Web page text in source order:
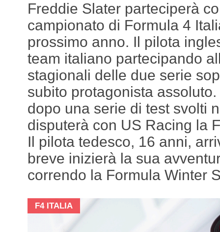
Freddie Slater parteciperà
campionato di Formula 4
prossimo anno. Il pilota
team italiano partecipando
stagionali delle due serie
subito protagonista
dopo una serie di test svolti
disputerà con US Racing la
Il pilota tedesco, 16 anni,
breve inizierà la sua
correndo la Formula Winter
F4 ITALIA